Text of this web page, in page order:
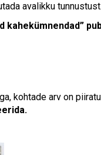
avalikku tunnustust.
kahekümnendad”
kohtade arv on